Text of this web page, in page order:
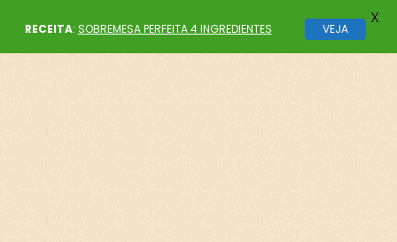
RECEITA: SOBREMESA PERFEITA 4 INGREDIENTES VEJA
X